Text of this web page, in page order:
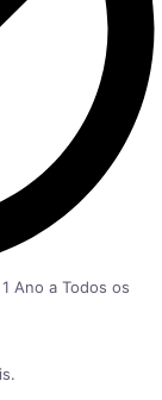
Ano a Todos os